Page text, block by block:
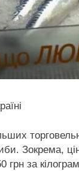
Зокрема,
грн за